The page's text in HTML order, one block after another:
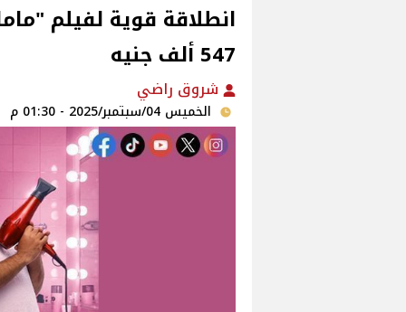
انطلاقة قوية لفيلم
547 ألف جنيه‎
شروق راضي
الخميس 04/سبتمبر/2025 - 01:30 م